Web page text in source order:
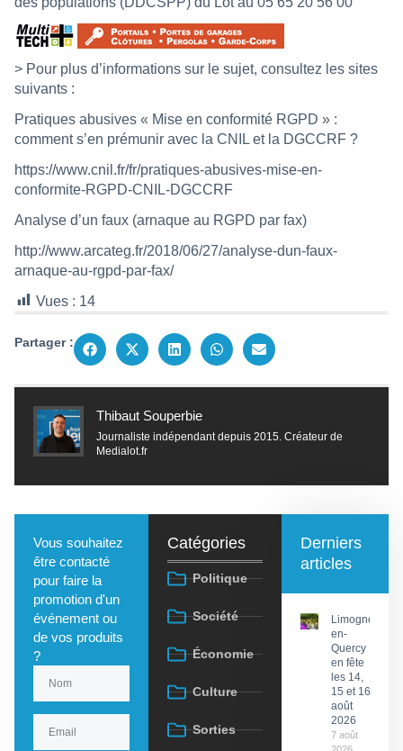
> Pour plus d’informations sur le sujet, consultez les sites
suivants :
Pratiques abusives « Mise en conformité RGPD » :
comment s’en prémunir avec la CNIL et la DGCCRF ?
https://www.cnil.fr/fr/pratiques-abusives-mise-en-
conformite-RGPD-CNIL-DGCCRF
Analyse d’un faux (arnaque au RGPD par fax)
http://www.arcateg.fr/2018/06/27/analyse-dun-faux-
arnaque-au-rgpd-par-fax/
Vues : 14
Partager :
Thibaut Souperbie
Journaliste indépendant depuis 2015. Créateur de
Medialot.fr
Vous souhaitez
être contacté
pour faire la
promotion d'un
événement ou
de vos produits
?
Catégories
Politique
Société
Économie
Culture
Sorties
Derniers
articles
Limogne-
en-
Quercy
en fête
les 14,
15 et 16
août
2026
7 août